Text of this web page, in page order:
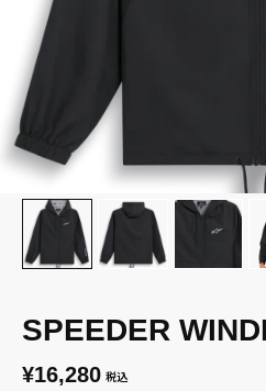
SPEEDER
¥16,280 税込